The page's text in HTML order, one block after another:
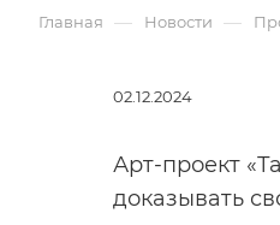
Главная — Новости —
02.12.2024
Арт-проект
доказывать